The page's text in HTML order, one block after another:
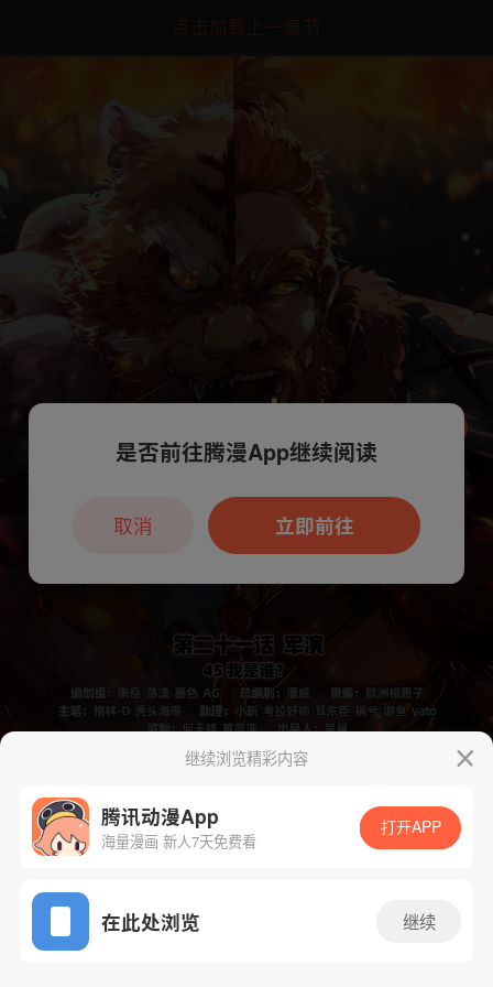
点击加载上一章节
App免费看
下一话 腾漫App免费看
继续浏览精彩内容
腾讯动漫App
海量漫画 新人7天免费看
打开APP
在此处浏览 继续
本章节仅支持App阅读，可打开App新用
户7天免费看
是否前往腾漫App继续阅读
立即前往
取消